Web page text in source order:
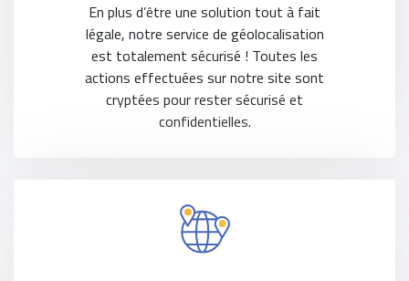
En plus d’être une solution tout à fait
légale, notre service de géolocalisation
est totalement sécurisé ! Toutes les
actions effectuées sur notre site sont
cryptées pour rester sécurisé et
confidentielles.